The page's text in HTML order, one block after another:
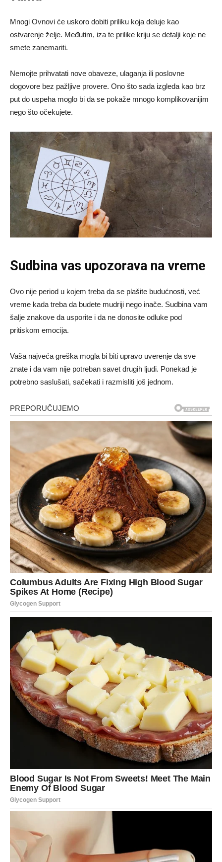
Mnogi Ovnovi će uskoro dobiti priliku koja deluje kao
ostvarenje želje. Međutim, iza te prilike kriju se detalji koje ne
smete zanemariti.
Nemojte prihvatati nove obaveze, ulaganja ili poslovne
dogovore bez pažljive provere. Ono što sada izgleda kao brz
put do uspeha moglo bi da se pokaže mnogo komplikovanijim
nego što očekujete.
Sudbina vas upozorava na vreme
Ovo nije period u kojem treba da se plašite budućnosti, već
vreme kada treba da budete mudriji nego inače. Sudbina vam
šalje znakove da usporite i da ne donosite odluke pod
pritiskom emocija.
Vaša najveća greška mogla bi biti upravo uverenje da sve
znate i da vam nije potreban savet drugih ljudi. Ponekad je
potrebno saslušati, sačekati i razmisliti još jednom.